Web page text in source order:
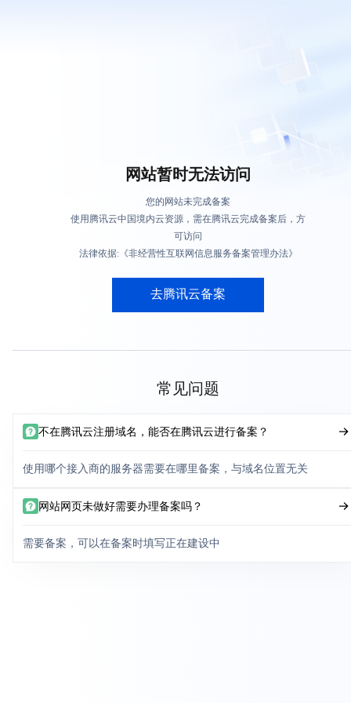
网站暂时无法访问
您的网站未完成备案
使用腾讯云中国境内云资源，需在腾讯云完成备案后，方
可访问
法律依据:《非经营性互联网信息服务备案管理办法》
去腾讯云备案
常见问题
不在腾讯云注册域名，能否在腾讯云进行备案？
使用哪个接入商的服务器需要在哪里备案，与域名位置无关
网站网页未做好需要办理备案吗？
需要备案，可以在备案时填写正在建设中